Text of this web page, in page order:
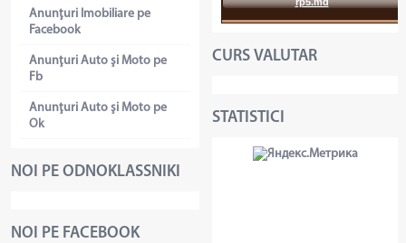
Anunţuri Imobiliare pe
Facebook
Anunţuri Auto şi Moto pe
Fb
Anunţuri Auto şi Moto pe
Ok
NOI PE ODNOKLASSNIKI
NOI PE FACEBOOK
CURS VALUTAR
STATISTICI